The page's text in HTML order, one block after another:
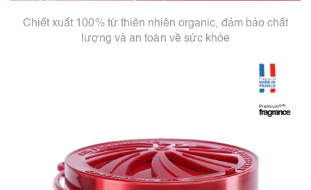
Chiết xuất 100% từ thiên nhiên organic, đảm bảo chất
lượng và an toàn về sức khỏe